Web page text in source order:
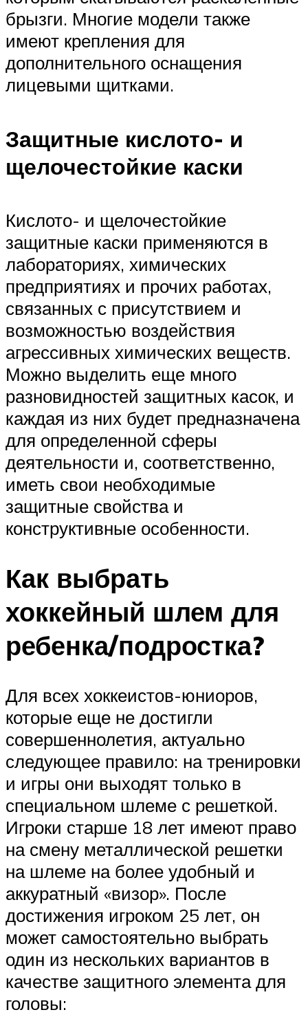
брызги. Многие модели также
имеют крепления для
дополнительного оснащения
лицевыми щитками.
Защитные кислото- и
щелочестойкие каски
Кислото- и щелочестойкие
защитные каски применяются в
лабораториях, химических
предприятиях и прочих работах,
связанных с присутствием и
возможностью воздействия
агрессивных химических веществ.
Можно выделить еще много
разновидностей защитных касок, и
каждая из них будет предназначена
для определенной сферы
деятельности и, соответственно,
иметь свои необходимые
защитные свойства и
конструктивные особенности.
Как выбрать
хоккейный шлем для
ребенка/подростка?
Для всех хоккеистов-юниоров,
которые еще не достигли
совершеннолетия, актуально
следующее правило: на тренировки
и игры они выходят только в
специальном шлеме с решеткой.
Игроки старше 18 лет имеют право
на смену металлической решетки
на шлеме на более удобный и
аккуратный «визор». После
достижения игроком 25 лет, он
может самостоятельно выбрать
один из нескольких вариантов в
качестве защитного элемента для
головы: